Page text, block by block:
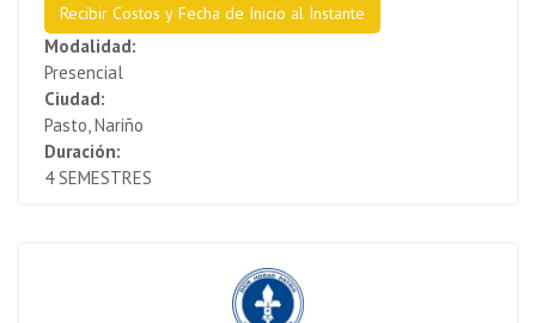
Recibir Costos y Fecha de Inicio al Instante
Modalidad:
Presencial
Ciudad:
Pasto, Nariño
Duración:
4 SEMESTRES